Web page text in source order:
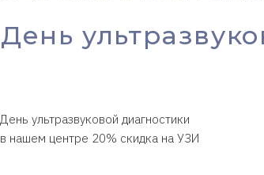
День
ультразвуковой диагностики
нашем центре 20% скидка на УЗИ